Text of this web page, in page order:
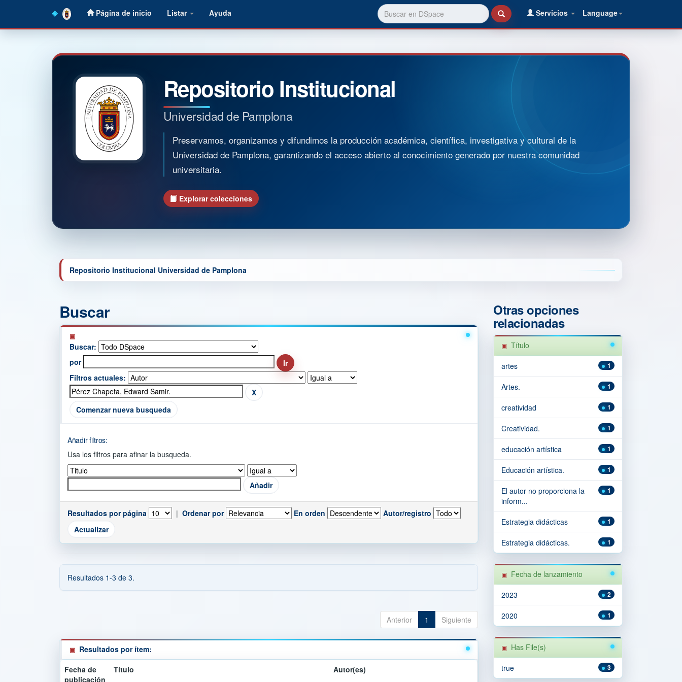
Página de inicio Listar Ayuda Language
Servicios
Repositorio Institucional
Universidad de Pamplona
Preservamos, organizamos y difundimos la producción académica, científica, investigativa y cultural de la
Universidad de Pamplona, garantizando el acceso abierto al conocimiento generado por nuestra comunidad
universitaria.
Explorar colecciones
Repositorio Institucional Universidad de Pamplona
Buscar
Buscar:
por
Filtros actuales:
Comenzar nueva busqueda
Añadir filtros:
Usa los filtros para afinar la busqueda.
Resultados por página | Ordenar por En orden Autor/registro
Resultados 1-3 de 3.
Anterior 1 Siguiente
Resultados por ítem:
Fecha de
publicación
Título Autor(es)
Otras opciones
relacionadas
Título
1
artes
1
Artes.
1
creatividad
1
Creatividad.
1
educación artística
1
Educación artística.
1
El autor no proporciona la
inform...
1
Estrategia didácticas
1
Estrategia didácticas.
Fecha de lanzamiento
2
2023
1
2020
Has File(s)
3
true